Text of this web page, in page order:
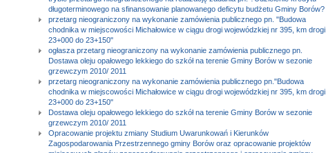
długoterminowego na sfinansowanie planowanego deficytu budżetu Gminy Borów?
przetarg nieograniczony na wykonanie zamówienia publicznego pn. "Budowa
chodnika w miejscowości Michałowice w ciągu drogi wojewódzkiej nr 395, km drogi
23+000 do 23+150"
ogłasza przetarg nieograniczony na wykonanie zamówienia publicznego pn.
Dostawa oleju opałowego lekkiego do szkół na terenie Gminy Borów w sezonie
grzewczym 2010/ 2011
przetarg nieograniczony na wykonanie zamówienia publicznego pn."Budowa
chodnika w miejscowości Michałowice w ciągu drogi wojewódzkiej nr 395, km drogi
23+000 do 23+150"
Dostawa oleju opałowego lekkiego do szkół na terenie Gminy Borów w sezonie
grzewczym 2010/ 2011
Opracowanie projektu zmiany Studium Uwarunkowań i Kierunków
Zagospodarowania Przestrzennego gminy Borów oraz opracowanie projektów